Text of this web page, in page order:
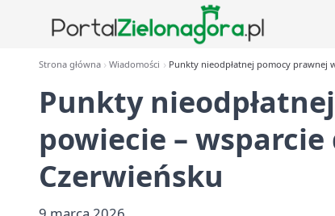
Strona główna Wiadomości Punkty nieodpłatnej pomocy prawnej
Punkty
powiecie –
Czerwieńsku